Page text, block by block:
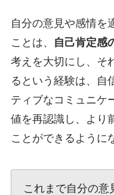
自分の意見や感情を
ことは、
自己肯定感
考えを大切にし、そ
るという経験は、自
ティブなコミュニケ
値を再認識し、より
ことができるように
これまで自分の意